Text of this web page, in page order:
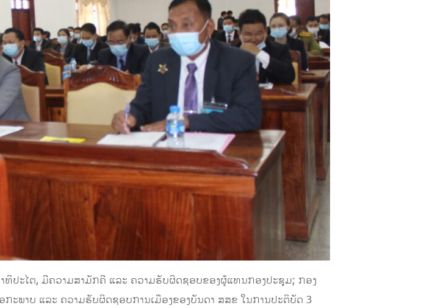
ທິປະໄຕ, ມີຄວາມສາມັກຄີ ແລະ ຄວາມຮັບຜິດຊອບຂອງຜູ້ແທນກອງປະຊຸມ; ກອງ
ກະພາບ ແລະ ຄວາມຮັບຜິດຊອບການເມືອງຂອງບັນດາ ສ​ສ​ຂ ໃນການປະຕິບັດ 3